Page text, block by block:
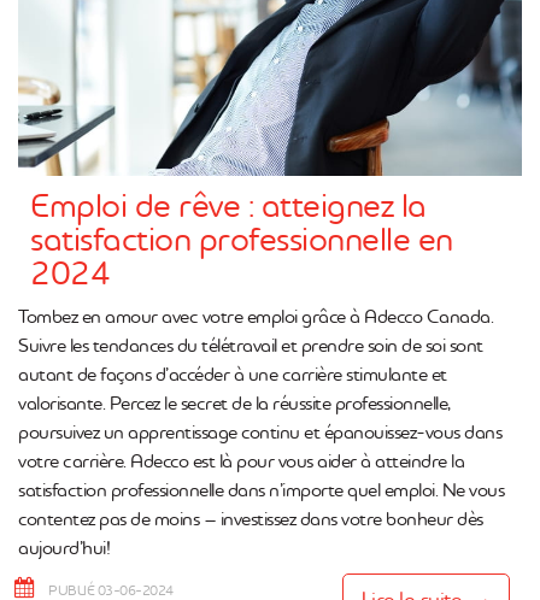
Emploi de rêve : atteignez la
satisfaction professionnelle en
2024
Tombez en amour avec votre emploi grâce à Adecco Canada.
Suivre les tendances du télétravail et prendre soin de soi sont
autant de façons d’accéder à une carrière stimulante et
valorisante. Percez le secret de la réussite professionnelle,
poursuivez un apprentissage continu et épanouissez-vous dans
votre carrière. Adecco est là pour vous aider à atteindre la
satisfaction professionnelle dans n’importe quel emploi. Ne vous
contentez pas de moins – investissez dans votre bonheur dès
aujourd’hui!
PUBLIÉ 03-06-2024